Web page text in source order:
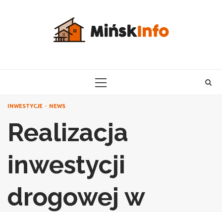
PRIMARY
INWESTYCJE NEWS
Realizacja
inwestycji
drogowej w